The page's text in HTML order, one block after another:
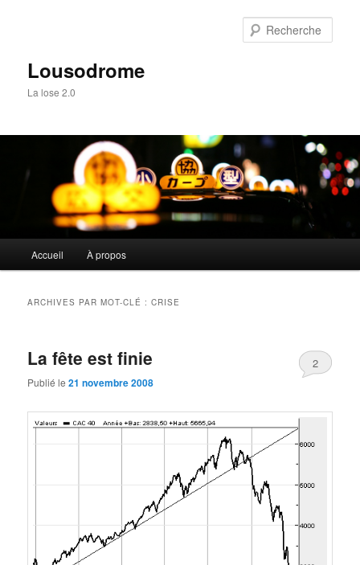
Lousodrome
La lose 2.0
principal
Accueil À propos
ARCHIVES PAR MOT-CLÉ :CRISE
La fête est finie
Publié le21 novembre 2008
2